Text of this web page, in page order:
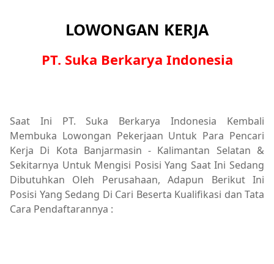
LOWONGAN KERJA
PT. Suka Berkarya Indonesia
Saat Ini PT. Suka Berkarya Indonesia Kembali
Membuka Lowongan Pekerjaan Untuk Para Pencari
Kerja Di Kota Banjarmasin - Kalimantan Selatan &
Sekitarnya Untuk Mengisi Posisi Yang Saat Ini Sedang
Dibutuhkan Oleh Perusahaan, Adapun Berikut Ini
Posisi Yang Sedang Di Cari Beserta Kualifikasi dan Tata
Cara Pendaftarannya :